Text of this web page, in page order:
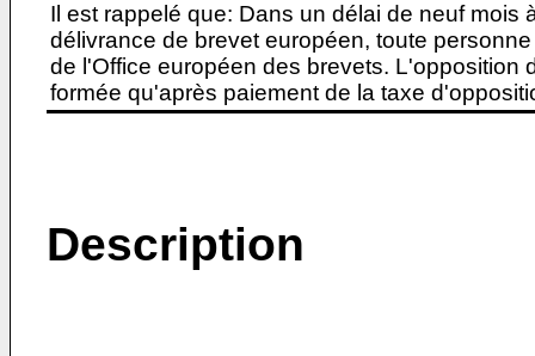
Il est rappelé que: Dans un délai de neuf
délivrance de brevet européen, toute
de l'Office européen des brevets. L'opposition
formée qu'après paiement de la taxe
Description